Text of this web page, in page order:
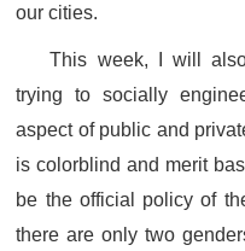
our cities.
This week, I will
trying to socially
aspect of public and
is colorblind and merit
be the official policy of
there are only two